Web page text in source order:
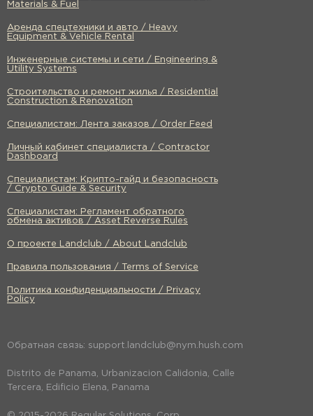
Materials & Fuel
Аренда спецтехники и авто / Heavy
Equipment & Vehicle Rental
Инженерные системы и сети / Engineering &
Utility Systems
Строительство и ремонт жилья / Residential
Construction & Renovation
Специалистам: Лента заказов / Order Feed
Личный кабинет специалиста / Contractor
Dashboard
Специалистам: Крипто-гайд и безопасность
/ Crypto Guide & Security
Специалистам: Регламент обратного
обмена активов / Asset Reverse Rules
О проекте Landclub / About Landclub
Правила пользования / Terms of Service
Политика конфиденциальности / Privacy
Policy
Обратная связь: support.landclub@nym.hush.com
Distrito de Panama, Urbanizacion Calidonia, Calle
Tercera, Edificio Elena, Panama